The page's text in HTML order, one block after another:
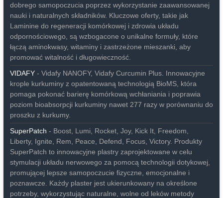
dobrego samopoczucia poprzez wykorzystanie zaawansowanej
nauki i naturalnych składników. Kluczowe oferty, takie jak
Laminine do regeneracji komórkowej i zdrowia układu
odpornościowego, są wzbogacone o unikalne formuły, które
łączą aminokwasy, witaminy i zastrzeżone mieszanki, aby
promować witalność i długowieczność.
VIDAFY- Vidafy NANOFY, Vidafy Curcumin Plus. Innowacyjne
krople kurkuminy z opatentowaną technologią BioMS, która
pomaga pokonać barierę komórkową wchłaniania i poprawia
poziom bioabsorpcji kurkuminy nawet 277 razy w porównaniu do
proszku z kurkumy.
SuperPatch - Boost, Lumi, Rocket, Joy, Kick It, Freedom,
Liberty, Ignite, Rem, Peace, Defend, Focus, Victory. Produkty
SuperPatch to innowacyjne plastry zaprojektowane w celu
stymulacji układu nerwowego za pomocą technologii dotykowej,
promującej lepsze samopoczucie fizyczne, emocjonalne i
poznawcze. Każdy plaster jest ukierunkowany na określone
potrzeby, wykorzystując naturalne, wolne od leków metody